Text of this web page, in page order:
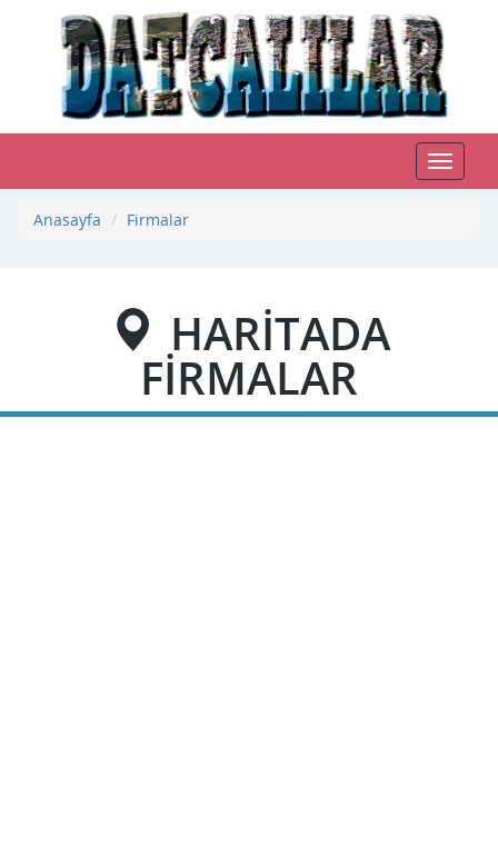
Toggle
Anasayfa
Firmalar
HARİTADA
FİRMALAR